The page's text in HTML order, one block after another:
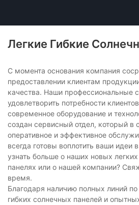
Легкие Гибкие
С момента основания компания
предоставлении клиентам
качества. Наши профессиональные
удовлетворить потребности
современное оборудование и
создан сервисный отдел, который в
оперативное и эффективное
всегда готовы воплотить ваши идеи
узнать больше о наших новых
панелях или о нашей компании?
время.
Благодаря наличию полных линий по
гибких солнечных панелей и